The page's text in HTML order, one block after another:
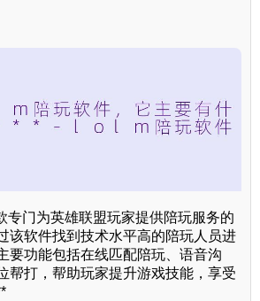
专门为英雄联盟玩家提供陪玩服务的
该软件找到技术水平高的陪玩人员进
要功能包括在线匹配陪玩、语音沟
帮打，帮助玩家提升游戏技能，享受